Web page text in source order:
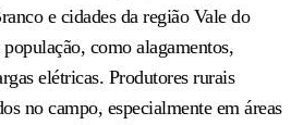
e cidades da região Vale do
como alagamentos,
elétricas. Produtores rurais
no campo, especialmente em áreas